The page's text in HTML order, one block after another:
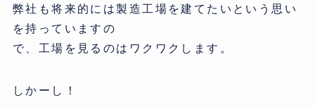
弊社も将来的には製造工場を建てたいという思い
を持っていますの
で、工場を見るのはワクワクします。
しかーし！